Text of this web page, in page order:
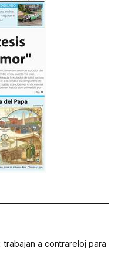
trabajan a contrareloj para